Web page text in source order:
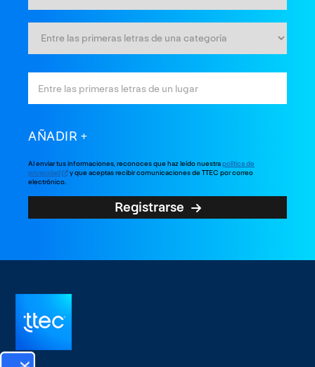
AÑADIR
Al enviar tus informaciones, reconoces que haz leído nuestrapolítica de
privacidad
y que aceptas recibir comunicaciones de TTEC por correo
electrónico.
Registrarse